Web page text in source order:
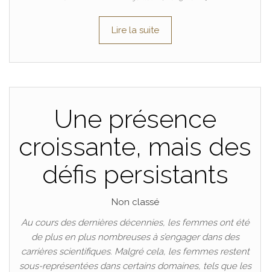
Lire la suite
Une présence
croissante, mais des
défis persistants
Non classé
Au cours des dernières décennies, les femmes ont été
de plus en plus nombreuses à s’engager dans des
carrières scientifiques. Malgré cela, les femmes restent
sous-représentées dans certains domaines, tels que les